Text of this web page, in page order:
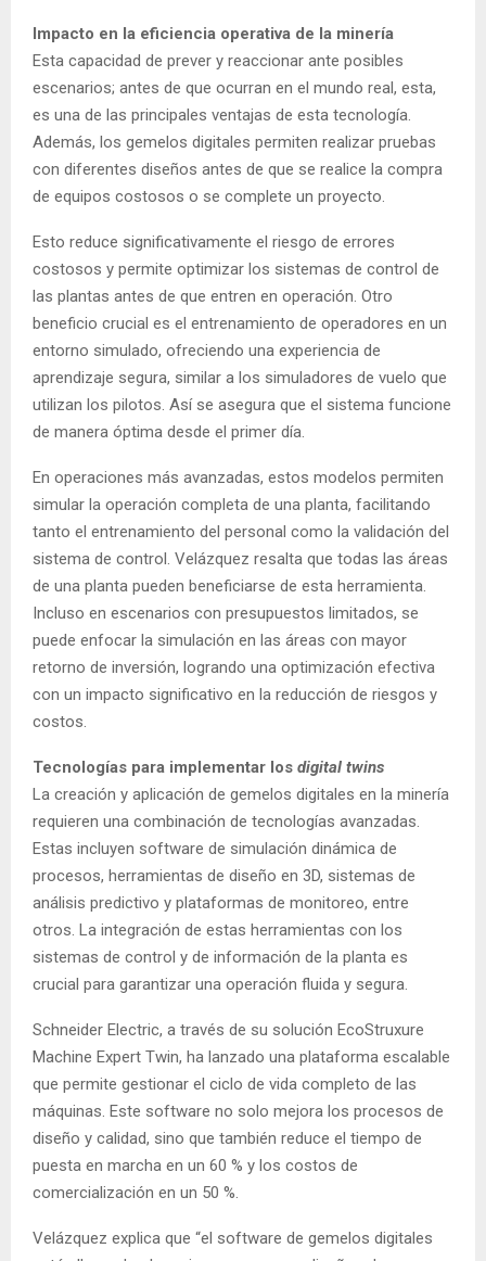
Impacto en la eficiencia operativa de la minería
Esta capacidad de prever y reaccionar ante posibles
escenarios; antes de que ocurran en el mundo real, esta,
es una de las principales ventajas de esta tecnología.
Además, los gemelos digitales permiten realizar pruebas
con diferentes diseños antes de que se realice la compra
de equipos costosos o se complete un proyecto.
Esto reduce significativamente el riesgo de errores
costosos y permite optimizar los sistemas de control de
las plantas antes de que entren en operación. Otro
beneficio crucial es el entrenamiento de operadores en un
entorno simulado, ofreciendo una experiencia de
aprendizaje segura, similar a los simuladores de vuelo que
utilizan los pilotos. Así se asegura que el sistema funcione
de manera óptima desde el primer día.
En operaciones más avanzadas, estos modelos permiten
simular la operación completa de una planta, facilitando
tanto el entrenamiento del personal como la validación del
sistema de control. Velázquez resalta que todas las áreas
de una planta pueden beneficiarse de esta herramienta.
Incluso en escenarios con presupuestos limitados, se
puede enfocar la simulación en las áreas con mayor
retorno de inversión, logrando una optimización efectiva
con un impacto significativo en la reducción de riesgos y
costos.
Tecnologías para implementar los digital twins
La creación y aplicación de gemelos digitales en la minería
requieren una combinación de tecnologías avanzadas.
Estas incluyen software de simulación dinámica de
procesos, herramientas de diseño en 3D, sistemas de
análisis predictivo y plataformas de monitoreo, entre
otros. La integración de estas herramientas con los
sistemas de control y de información de la planta es
crucial para garantizar una operación fluida y segura.
Schneider Electric, a través de su solución EcoStruxure
Machine Expert Twin, ha lanzado una plataforma escalable
que permite gestionar el ciclo de vida completo de las
máquinas. Este software no solo mejora los procesos de
diseño y calidad, sino que también reduce el tiempo de
puesta en marcha en un 60 % y los costos de
comercialización en un 50 %.
Velázquez explica que “el software de gemelos digitales